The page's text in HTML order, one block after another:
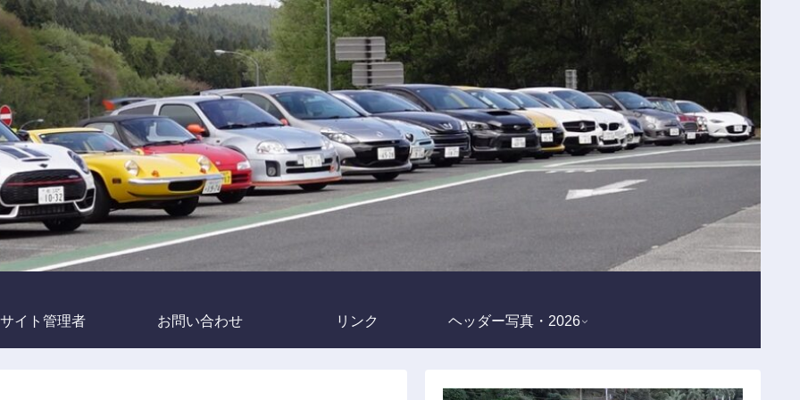
サイト管理者 お問い合わせ リンク ヘッダー写真・2026